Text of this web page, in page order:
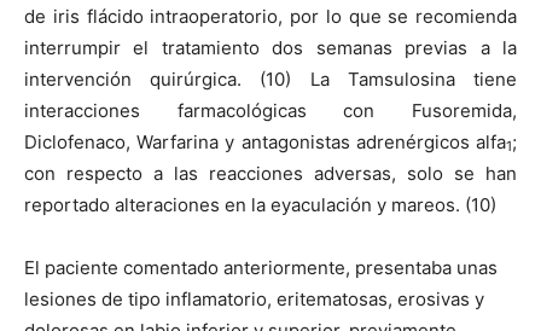
de iris flácido intraoperatorio, por lo que se recomienda
interrumpir el tratamiento dos semanas previas a la
intervención quirúrgica. (10) La Tamsulosina tiene
interacciones farmacológicas con Fusoremida,
Diclofenaco, Warfarina y antagonistas adrenérgicos alfa1;
con respecto a las reacciones adversas, solo se han
reportado alteraciones en la eyaculación y mareos. (10)
El paciente comentado anteriormente, presentaba unas
lesiones de tipo inflamatorio, eritematosas, erosivas y